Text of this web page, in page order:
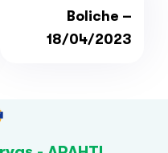
Boliche –
18/04/2023